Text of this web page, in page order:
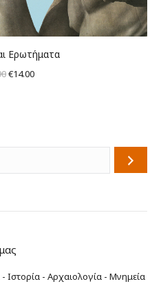
Ερωτήματα
Original
€14.00Η
- Αρχαιολογία - Μνημεία